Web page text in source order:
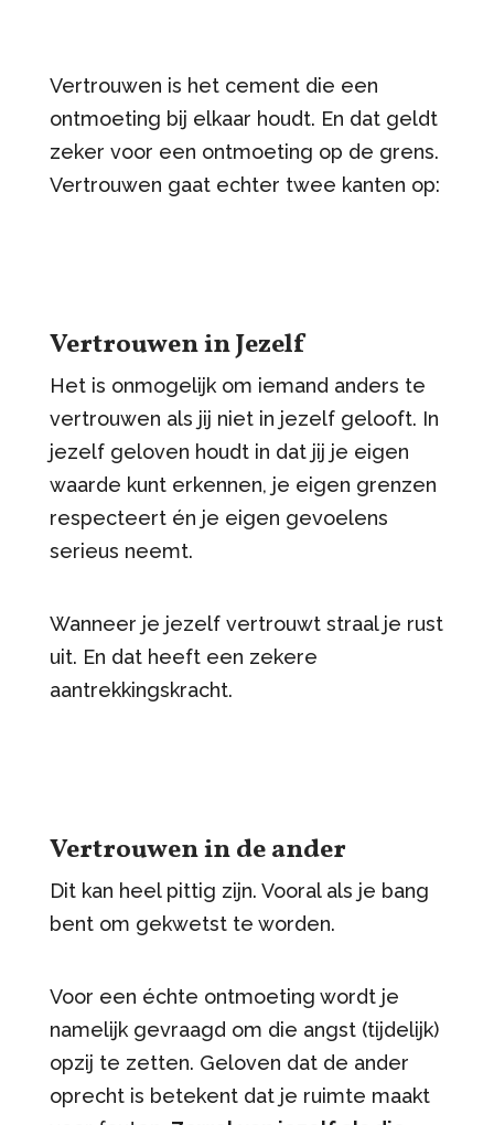
Vertrouwen is het cement die een
ontmoeting bij elkaar houdt. En dat geldt
zeker voor een ontmoeting op de grens.
Vertrouwen gaat echter twee kanten op:
Vertrouwen in Jezelf
Het is onmogelijk om iemand anders te
vertrouwen als jij niet in jezelf gelooft. In
jezelf geloven houdt in dat jij je eigen
waarde kunt erkennen, je eigen grenzen
respecteert én je eigen gevoelens
serieus neemt.
Wanneer je jezelf vertrouwt straal je rust
uit. En dat heeft een zekere
aantrekkingskracht.
Vertrouwen in de ander
Dit kan heel pittig zijn. Vooral als je bang
bent om gekwetst te worden.
Voor een échte ontmoeting wordt je
namelijk gevraagd om die angst (tijdelijk)
opzij te zetten. Geloven dat de ander
oprecht is betekent dat je ruimte maakt